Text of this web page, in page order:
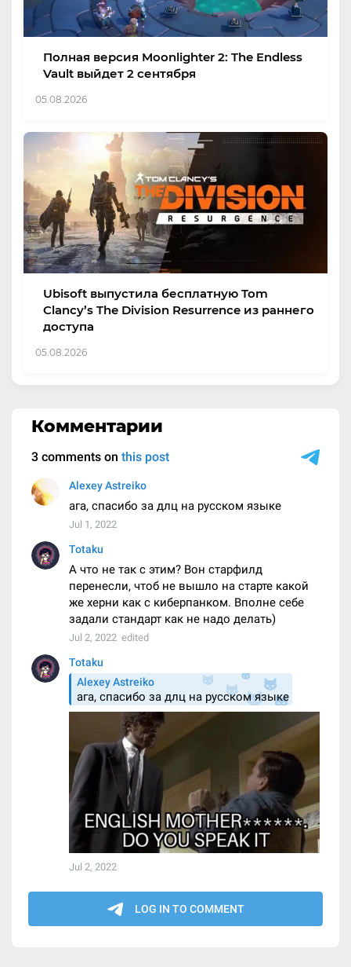
Полная версия Moonlighter 2: The Endless
Vault выйдет 2 сентября
05.08.2026
Ubisoft выпустила бесплатную Tom
Clancy’s The Division Resurrence из раннего
доступа
05.08.2026
Комментарии